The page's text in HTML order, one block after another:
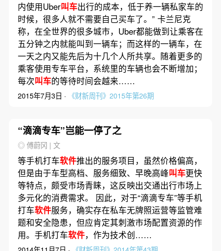
内使用Uber叫车出行的成本，低于养一辆私家车的
时候，很多人就不需要自己买车了。” 卡兰尼克
称，在全世界的很多城市，Uber都能做到让乘客在
五分钟之内就能叫到一辆车；而这样的一辆车，在
一天之内又能先后为十几个人所共享。随着更多的
乘客使用专车平台，系统里的车辆也会不断增加；
每次叫车的等待时间会越来……
2015年7月3日 · 《财新周刊》2015年第26期
“滴滴专车”岂能一停了之
◎ 傅蔚冈 | 文
等手机打车软件推出的服务项目，虽然价格偏高，
但是由于车型高档、服务细致、早晚高峰叫车更快
等特点，颇受市场青睐，这反映出交通出行市场上
多元化的消费需求。 因此，对于“滴滴专车”等手机
打车软件服务，确实存在私车无牌照运营等监管难
题和安全隐患，但应肯定其刺激市场配置资源的作
用。手机打车软件，作为技术创……